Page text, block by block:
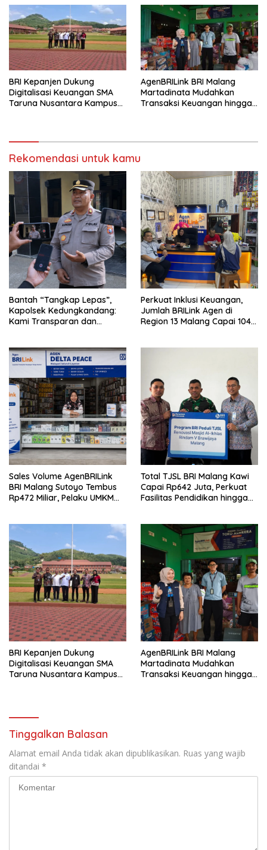
BRI Kepanjen Dukung
Digitalisasi Keuangan SMA
Taruna Nusantara Kampus
AgenBRILink BRI Malang
Martadinata Mudahkan
Transaksi Keuangan hingga
Rekomendasi untuk kamu
Bantah “Tangkap Lepas”,
Kapolsek Kedungkandang:
Kami Transparan dan
Perkuat Inklusi Keuangan,
Jumlah BRILink Agen di
Region 13 Malang Capai 104
Sales Volume AgenBRILink
BRI Malang Sutoyo Tembus
Rp472 Miliar, Pelaku UMKM
Total TJSL BRI Malang Kawi
Capai Rp642 Juta, Perkuat
Fasilitas Pendidikan hingga
BRI Kepanjen Dukung
Digitalisasi Keuangan SMA
Taruna Nusantara Kampus
AgenBRILink BRI Malang
Martadinata Mudahkan
Transaksi Keuangan hingga
Tinggalkan Balasan
Alamat email Anda tidak akan dipublikasikan. Ruas yang wajib
ditandai *